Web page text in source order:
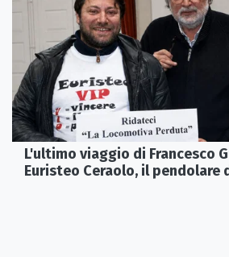
L'ultimo viaggio di Francesco
Euristeo Ceraolo, il pendolare